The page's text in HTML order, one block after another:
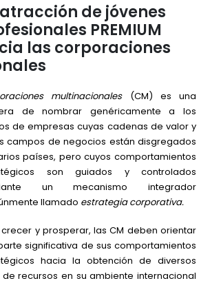
de jóvenes
PREMIUM
las corporaciones
multinacionales(CM) es una
de nombrar genéricamente a los
de empresas cuyas cadenas de valor y
campos de negocios están disgregados
países, pero cuyos comportamientos
son guiados y controlados
un mecanismo integrador
llamado estrategia corporativa.
y prosperar, las CM deben orientar
significativa de sus comportamientos
hacia la obtención de diversos
recursos en su ambiente internacional